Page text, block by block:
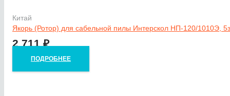
Китай
Якорь (Ротор) для сабельной пилы Интерскол НП-120/1010Э,
2 711₽
ПОДРОБНЕЕ